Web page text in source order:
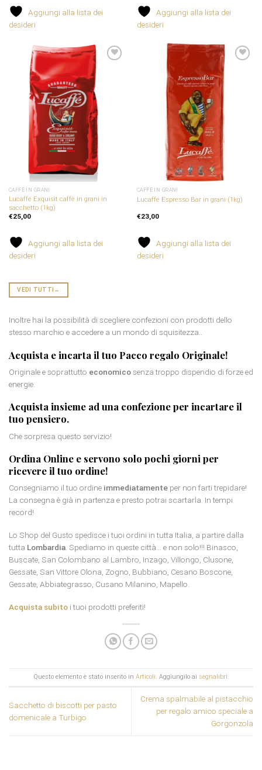
Aggiungi alla lista dei
desideri
Aggiungi alla lista dei
desideri
CAFFÈ IN GRANI
Lucaffé Exquisit caffè in grani in
sacchetto (1kg)
€25,00
Aggiungi alla lista dei
desideri
CAFFÈ IN GRANI
Lucaffé Espresso Bar in grani (1kg)
€23,00
Aggiungi alla lista dei
desideri
VEDI TUTTI →
Inoltre hai la possibilità di scegliere confezioni con prodotti dello
stesso marchio e accedere a un mondo di squisitezza..
Acquista e incarta il tuo Pacco regalo Originale!
Originale e soprattutto economicosenza troppo dispendio di forze ed
energie.
Acquista insieme ad una confezioneper incartare il
tuo pensiero.
Che sorpresa questo servizio!
Ordina Online e servono solo pochi giorni per
ricevere il tuo ordine!
Consegniamo il tuo ordine immediatamente per non farti trepidare!
La consegna è già in partenza e presto potrai scartarla. In tempi
record!
Lo Shop del Gusto spedisce i tuoi ordini in tutta Italia, a partire dalla
tutta Lombardia . Spediamo in queste città… e non solo!!! Binasco,
Buscate, San Colombano al Lambro, Inzago, Villongo, Clusone,
Gessate, San Vittore Olona, Zogno, Bubbiano, Cesano Boscone,
Gessate, Abbiategrasso, Cusano Milanino, Mapello.
Acquista subito i tuoi prodotti preferiti!
Questo elemento è stato inserito in Articoli. Aggiungilo ai segnalibri.
Sacchetto di biscotti per pasto
domenicale a Turbigo
Crema spalmabile al pistacchio
per regalo amico speciale a
Gorgonzola